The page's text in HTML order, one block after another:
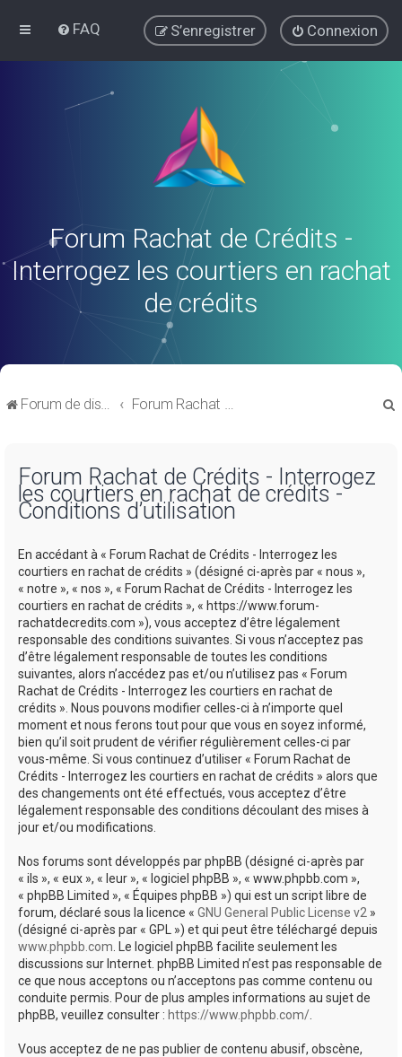
FAQ Connexion
S’enregistrer
Forum Rachat de Crédits -
Interrogez les courtiers en rachat
de crédits
Forum de discussions sur le Regroupement de Crédits et le Rachat de Crédits Forum Rachat de Crédits
Forum Rachat de Crédits - Interrogez
les courtiers en rachat de crédits -
Conditions d’utilisation
En accédant à « Forum Rachat de Crédits - Interrogez les
courtiers en rachat de crédits » (désigné ci-après par « nous »,
« notre », « nos », « Forum Rachat de Crédits - Interrogez les
courtiers en rachat de crédits », « https://www.forum-
rachatdecredits.com »), vous acceptez d’être légalement
responsable des conditions suivantes. Si vous n’acceptez pas
d’être légalement responsable de toutes les conditions
suivantes, alors n’accédez pas et/ou n’utilisez pas « Forum
Rachat de Crédits - Interrogez les courtiers en rachat de
crédits ». Nous pouvons modifier celles-ci à n’importe quel
moment et nous ferons tout pour que vous en soyez informé,
bien qu’il soit prudent de vérifier régulièrement celles-ci par
vous-même. Si vous continuez d’utiliser « Forum Rachat de
Crédits - Interrogez les courtiers en rachat de crédits » alors que
des changements ont été effectués, vous acceptez d’être
légalement responsable des conditions découlant des mises à
jour et/ou modifications.
Nos forums sont développés par phpBB (désigné ci-après par
« ils », « eux », « leur », « logiciel phpBB », « www.phpbb.com »,
« phpBB Limited », « Équipes phpBB ») qui est un script libre de
forum, déclaré sous la licence « GNU General Public License v2 »
(désigné ci-après par « GPL ») et qui peut être téléchargé depuis
www.phpbb.com . Le logiciel phpBB facilite seulement les
discussions sur Internet. phpBB Limited n’est pas responsable de
ce que nous acceptons ou n’acceptons pas comme contenu ou
conduite permis. Pour de plus amples informations au sujet de
phpBB, veuillez consulter : https://www.phpbb.com/
Vous acceptez de ne pas publier de contenu abusif, obscène,